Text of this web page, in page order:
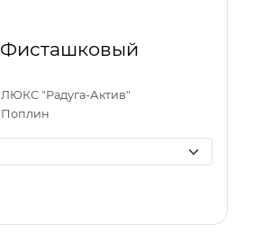
Фисташковый
ЛЮКС "Радуга-Актив"
Поплин